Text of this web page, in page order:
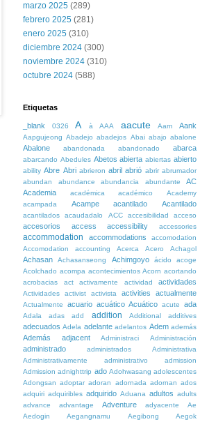
marzo 2025 (289)
febrero 2025 (281)
enero 2025 (310)
diciembre 2024 (300)
noviembre 2024 (310)
octubre 2024 (588)
Etiquetas
_blank 0326 A à AAA aacute Aam Aank
Aapgujeong Abadejo abadejos Abai abajo abalone
Abalone abandonada abandonado abarca
abarcando Abedules Abetos abierta abiertas abierto
ability Abre Abri abrieron abril abrió abrir abrumador
abundan
abundance abundancia abundante
AC
Academia
académica académico
Academy
acampada
Acampe acantilado Acantilado
acantilados acaudadalo ACC accesibilidad acceso
accesorios access accessibility accessories
accommodation accommodations
accomodation
Accomodation
accounting Acerca Acero Achagol
Achasan Achasanseong Achimgoyo ácido
acoge
Acolchado acompa acontecimientos Acorn acortando
acrobacias
act activamente actividad actividades
Actividades activist activista activities actualmente
Actualmente acuario acuático Acuático acute ada
Adala adas add addition Additional additives
adecuados Adela adelante adelantos Adem además
Además adjacent Administraci Administración
administrado administrados
Administrativa
Administrativamente
administrativo
admission
Admission adnighttrip ado Adohwasang adolescentes
Adongsan adoptar adoran adornada adornan ados
adquiri adquiribles adquirido Aduana adultos adults
advance
advantage Adventure adyacente
Ae
Aedogin
Aegangnamu Aegibong
Aegok